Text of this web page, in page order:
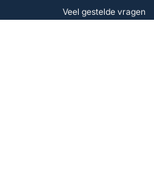
Veel gestelde vragen